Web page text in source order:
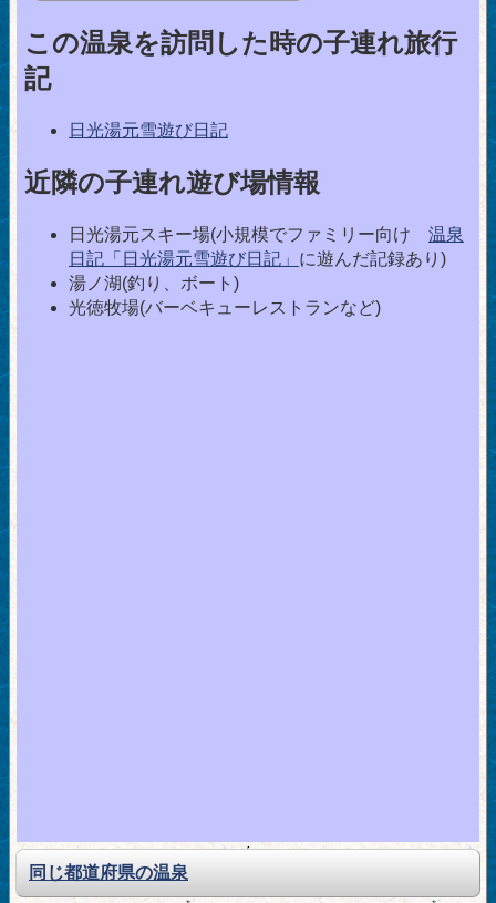
この温泉を訪問した時の子連れ旅行
記
日光湯元雪遊び日記
近隣の子連れ遊び場情報
日光湯元スキー場(小規模でファミリー向け 温泉
日記「日光湯元雪遊び日記」 に遊んだ記録あり)
湯ノ湖(釣り、ボート)
光徳牧場(バーベキューレストランなど)
同じ都道府県の温泉